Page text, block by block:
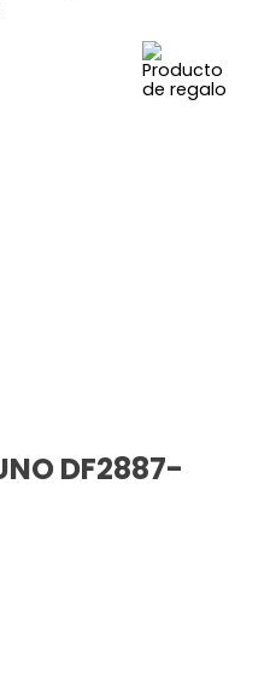
DF2887-